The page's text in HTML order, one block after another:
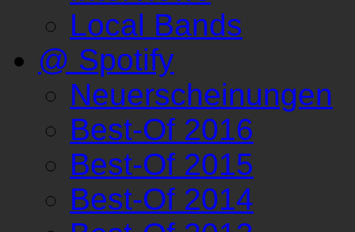
Local Bands
@ Spotify
Neuerscheinungen
Best-Of 2016
Best-Of 2015
Best-Of 2014